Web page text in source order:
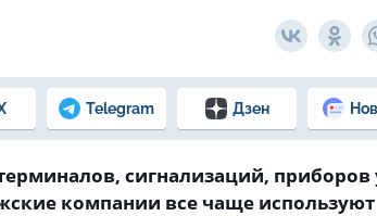
Telegram Дзен
сигнализаций, приборов
компании все чаще используют